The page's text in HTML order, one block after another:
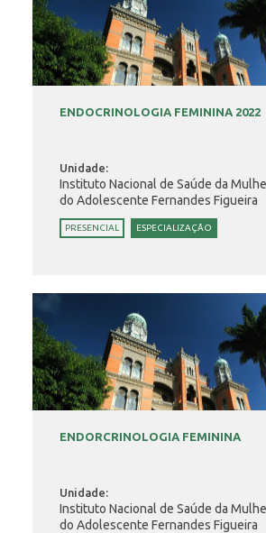
ENDOCRINOLOGIA FEMININA 2022
Unidade:
Instituto Nacional de Saúde da
do Adolescente Fernandes Figueira
PRESENCIAL ESPECIALIZAÇÃO
ENDORCRINOLOGIA FEMININA
Unidade:
Instituto Nacional de Saúde da
do Adolescente Fernandes Figueira